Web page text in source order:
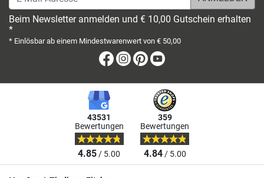
Beim Newsletter anmelden und € 10,00 Gutschein erhalten
*
* Einlösbar ab einem Mindestwarenwert von € 50,00
Facebook
Instagram
Pinterest
43531
Bewertungen
4.85/ 5.00
359
Bewertungen
4.84/ 5.00